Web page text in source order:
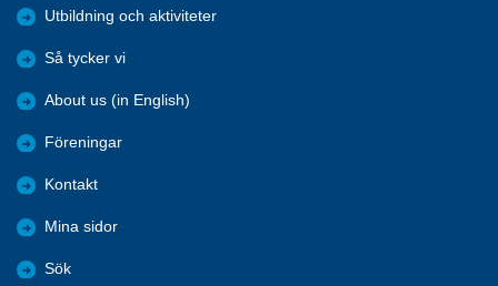
Utbildning och aktiviteter
Så tycker vi
About us (in English)
Föreningar
Kontakt
Mina sidor
Sök